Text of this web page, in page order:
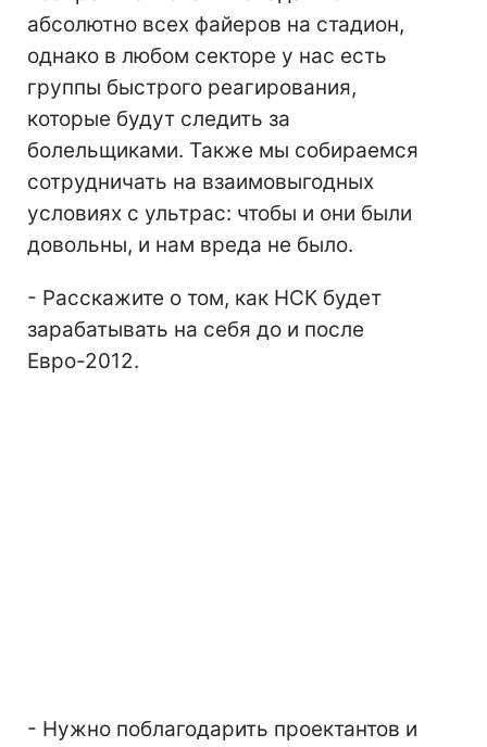
абсолютно всех файеров на стадион,
однако в любом секторе у нас есть
группы быстрого реагирования,
которые будут следить за
болельщиками. Также мы собираемся
сотрудничать на взаимовыгодных
условиях с ультрас: чтобы и они были
довольны, и нам вреда не было.
- Расскажите о том, как НСК будет
зарабатывать на себя до и после
Евро-2012.
- Нужно поблагодарить проектантов и